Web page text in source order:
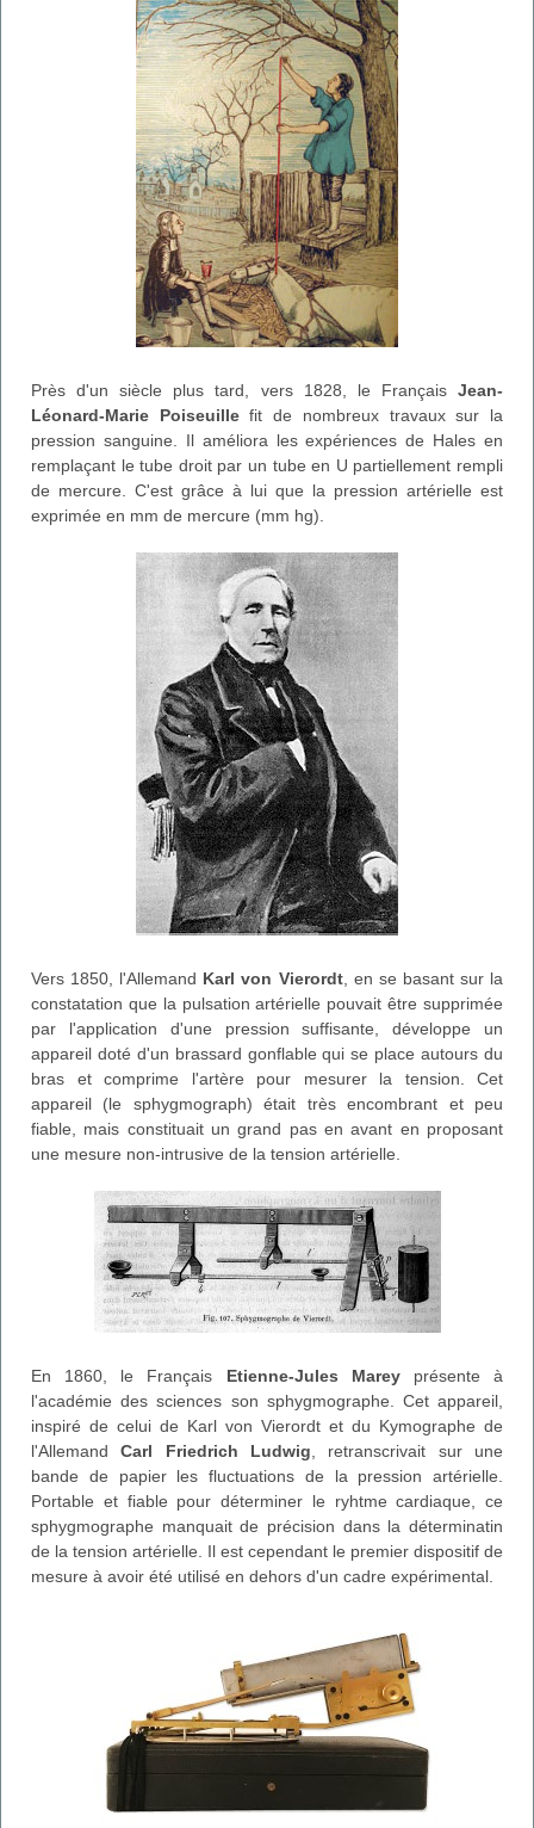
Près d'un siècle plus tard, vers 1828, le Français Jean-
Léonard-Marie Poiseuillefit de nombreux travaux sur la
pression sanguine. Il améliora les expériences de Hales en
remplaçant le tube droit par un tube en U partiellement rempli
de mercure. C'est grâce à lui que la pression artérielle est
exprimée en mm de mercure (mm hg).
Vers 1850, l'Allemand Karl von Vierordt, en se basant sur la
constatation que la pulsation artérielle pouvait être supprimée
par l'application d'une pression suffisante, développe un
appareil doté d'un brassard gonflable qui se place autours du
bras et comprime l'artère pour mesurer la tension. Cet
appareil (le sphygmograph) était très encombrant et peu
fiable, mais constituait un grand pas en avant en proposant
une mesure non-intrusive de la tension artérielle.
En 1860, le Français Etienne-Jules Mareyprésente à
l'académie des sciences son sphygmographe. Cet appareil,
inspiré de celui de Karl von Vierordt et du Kymographe de
l'AllemandCarl Friedrich Ludwig , retranscrivait sur une
bande de papier les fluctuations de la pression artérielle.
Portable et fiable pour déterminer le ryhtme cardiaque, ce
sphygmographe manquait de précision dans la déterminatin
de la tension artérielle. Il est cependant le premier dispositif de
mesure à avoir été utilisé en dehors d'un cadre expérimental.